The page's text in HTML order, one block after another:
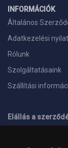
INFORMÁCIÓK
Általános
Adatkezelési
Rólunk
Szolgáltatásaink
Szállítási
Elállás a